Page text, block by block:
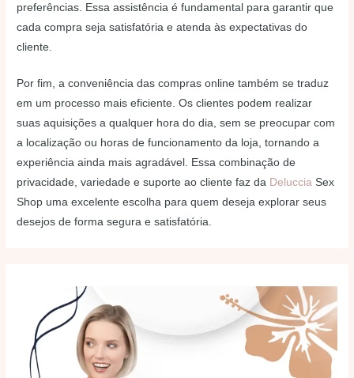
preferências. Essa assistência é fundamental para garantir que
cada compra seja satisfatória e atenda às expectativas do
cliente.
Por fim, a conveniência das compras online também se traduz
em um processo mais eficiente. Os clientes podem realizar
suas aquisições a qualquer hora do dia, sem se preocupar com
a localização ou horas de funcionamento da loja, tornando a
experiência ainda mais agradável. Essa combinação de
privacidade, variedade e suporte ao cliente faz da Deluccia Sex
Shop uma excelente escolha para quem deseja explorar seus
desejos de forma segura e satisfatória.